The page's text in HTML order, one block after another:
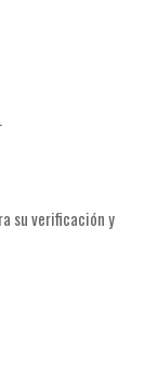
su verificación y